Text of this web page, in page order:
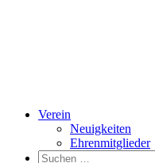
Verein
Neuigkeiten
Ehrenmitglieder
Search
Suchen